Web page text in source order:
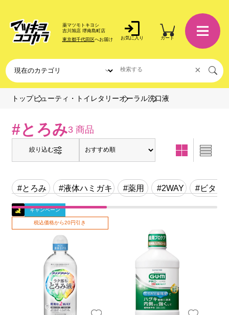
薬マツモトキヨシ
吉川旭店 堺南島町店
東京都千代田区へお届け お気に入り カート
×
トップビューティ・トイレタリーオーラル洗口液
#とろみ3 商品
絞り込む
#とろみ #液体ハミガキ #薬用 #2WAY #ビタミ
キャンペーン
税込価格から20円引き